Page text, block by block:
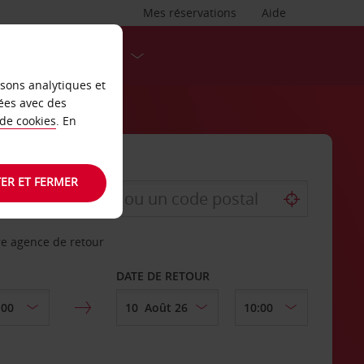
Aide
Mes réservations
agence de retour
DATE DE RETOUR
analytiques et
avec des
cookies. En
ET FERMER